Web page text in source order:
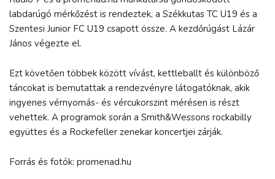
labdarúgó mérkőzést is rendeztek, a Székkutas TC U19 és a
Szentesi Junior FC U19 csapott össze. A kezdőrúgást Lázár
János végezte el.
Ezt követően többek között vívást, kettleballt és különböző
táncokat is bemutattak a rendezvényre látogatóknak, akik
ingyenes vérnyomás- és vércukorszint mérésen is részt
vehettek. A programok során a Smith&Wessons rockabilly
együttes és a Rockefeller zenekar koncertjei zárják.
Forrás és fotók: promenad.hu